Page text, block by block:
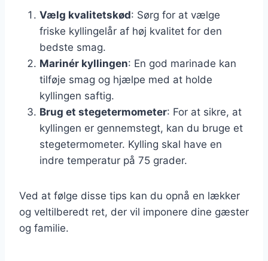
Vælg kvalitetskød: Sørg for at vælge
friske kyllingelår af høj kvalitet for den
bedste smag.
Marinér kyllingen: En god marinade kan
tilføje smag og hjælpe med at holde
kyllingen saftig.
Brug et stegetermometer: For at sikre, at
kyllingen er gennemstegt, kan du bruge et
stegetermometer. Kylling skal have en
indre temperatur på 75 grader.
Ved at følge disse tips kan du opnå en lækker
og veltilberedt ret, der vil imponere dine gæster
og familie.